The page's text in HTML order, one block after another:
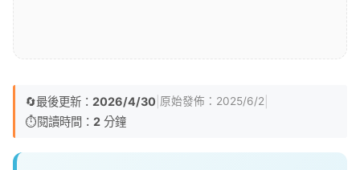
🔄最後更新： 2026/4/30 原始發佈： 2025/6/2
⏱️閱讀時間： 2 分鐘